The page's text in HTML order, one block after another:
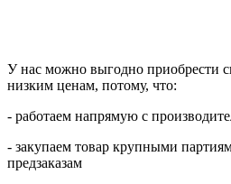
У нас можно выгодно приобрести
низким ценам, потому, что:
- работаем напрямую с
- закупаем товар крупными
предзаказам